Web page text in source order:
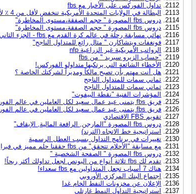
تداول الفوركس على الأخبار مع fbs
البطالة في الولايات المتحدة الأمريكية تنخفض لأقل من 4 ٪ لأول مرة منذ عام 2000
دروس fbs المصورة " حجم الصفقة،مستوى المخاطرة"
دروس fbs المصورة " حجم الصفقة،مستوى المخاطرة"
نهائي مسابقة رحلة في عالم كرة القدم مع fbs - الجزء الثاني!
فونغفات ويتشاكارن " مثال رائع للمتداول الناجح"
الرواتب الأمريكية غير الزراعية nfp
"حساب الزيرو سبريد " من fbs
الأخطاء الشائعة التي يرتكبها متداولو الفوركس!
هل أنت مهتم بأن تصبح مالكاً ومديراً لشركتك الخاصة ؟
ثماني سمات للمتداول الناجح
ثماني سمات للمتداول الناجح
المؤشرات الفنية "نقطة البيفوت"
فريق fbs يتمنى عيد عمال سعيد لكل العاملين في عالم الفوركس!
فريق fbs يتمنى عيد عمال سعيد لكل العاملين في عالم الفوركس!
تقويم FBS الاقتصادي
دروس fbs المصورة "المارجن, الرافعة المالية, الإيقاف"
استراتيجية خط الاتجاه (الترند)
تغييرات في برنامج التداول بسبب العطل الرسمية
مع مسابقة "الأحلام تتحقق" من fbs حققنا حلم مميز في فبراير
دروس fbs المصورة " الصفحة الشخصية "
تقدم لك fbs ثلاثة أنواع من البونص لجعل تداولك أكثر ربحاً!
هناك 7 أسباب تجعل المتداولين مع fbs سعداء!
اجتماع البنك المركزي الأوروبي
الإعلان عن مخزونات النفط الخام غدا
استراتيجية التداول النمط غارتلي